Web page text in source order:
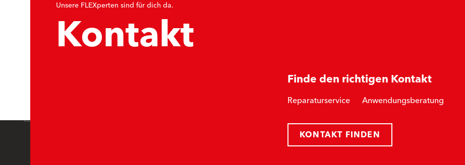
Unsere FLEXperten sind für dich da.
Kontakt
Finde den richtigen Kontakt
Reparaturservice Anwendungsberatung
KONTAKT FINDEN